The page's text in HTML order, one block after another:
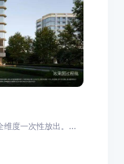
维度一次性放出。...